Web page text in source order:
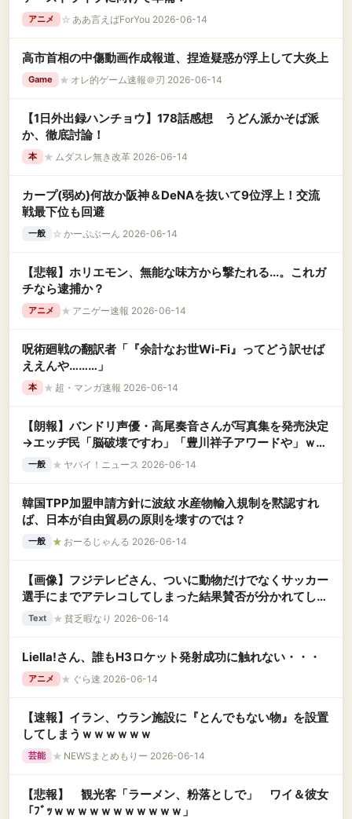
アニメ ☆ ああ言えばForYou 2026-06-14
高市首相の中傷動画作成報道、捏造疑惑が浮上して大炎上
Game ★ オレ的ゲーム速報＠刃 2026-06-14
【1日外出録ハンチョウ】178話感想 うどん派かそば派
か、徹底討論！
本 ★ ムダスレ無き改革 2026-06-14
カープ(弱め)何故か阪神＆DeNAを抜いて9位浮上！交流
戦最下位も回避
一般 ☆ かーぷぶーん 2026-06-14
【悲報】ホリエモン、無能な味方から撃たれる...。これガ
チなら逮捕か？
アニメ ★ アニゲー速報 2026-06-14
呪術廻戦の翻訳者「『余計なお世Wi-Fi』ってどう訳せば
ええんや………」
本 ★ 超・マンガ速報 2026-06-14
【朗報】バンドリ声優・高尾奏音さんが写真集を発売決定
→エッヂ民「脳破壊ですわ」「豊川祥子アワードや」ｗｗ
ｗ
一般 ★ ヤバイ！ニュース 2026-06-14
韓国TPP加盟申請方針に波紋 水産物輸入規制を黙認すれ
ば、日本が自由貿易の原則を壊すのでは？
一般 ★ おーるじゃんる 2026-06-14
【画像】フジテレビさん、ついに動物だけでなくサッカー
選手にまでアテレコしてしまった結果賛否が分かれてしま
うｗｗｗｗｗｗｗｗｗｗｗｗｗ
Text ★ 貧乏暇なり 2026-06-14
Liella!さん、誰もH3ロケット発射成功に触れない・・・
アニメ ★ ぐら速 2026-06-14
【速報】イラン、ウラン施設に『とんでもない物』を設置
してしまうｗｗｗｗｗｗ
芸能 ★ NEWSまとめもりー 2026-06-14
【悲報】 観光客「ラーメン、粉落としで」 ワイ＆彼女
「ﾌﾞｯｗｗｗｗｗｗｗｗｗｗｗ」